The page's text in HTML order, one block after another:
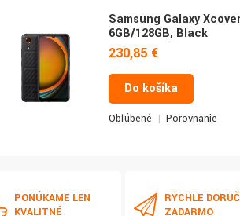
Samsung Galaxy
6GB/128GB, Black
230,85 €
Do košíka
Obľúbené Porovnanie
PONÚKAME LEN
KVALITNÉ
RÝCHLE
ZADARMO